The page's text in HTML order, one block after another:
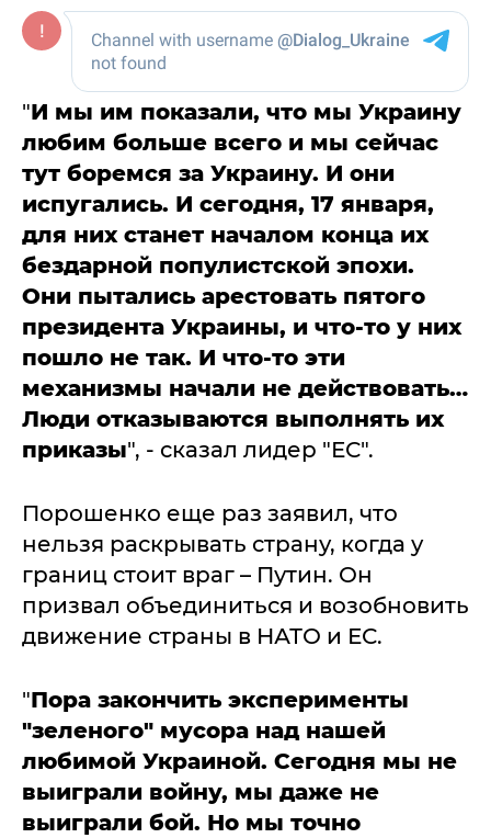
"И мы им показали, что мы Украину
любим больше всего и мы сейчас
тут боремся за Украину. И они
испугались. И сегодня, 17 января,
для них станет началом конца их
бездарной популистской эпохи.
Они пытались арестовать пятого
президента Украины, и что-то у них
пошло не так. И что-то эти
механизмы начали не действовать…
Люди отказываются выполнять их
приказы", - сказал лидер "ЕС".
Порошенко еще раз заявил, что
нельзя раскрывать страну, когда у
границ стоит враг – Путин. Он
призвал объединиться и возобновить
движение страны в НАТО и ЕС.
"Пора закончить эксперименты
"зеленого" мусора над нашей
любимой Украиной. Сегодня мы не
выиграли войну, мы даже не
выиграли бой. Но мы точно